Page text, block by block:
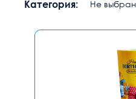
Категория: Не